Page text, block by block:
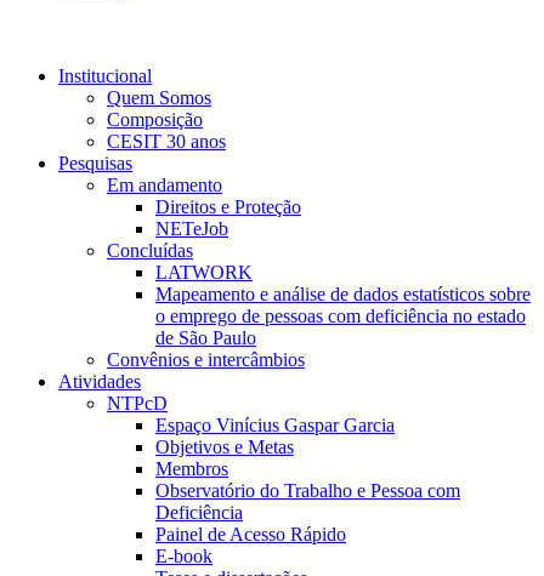
Institucional
Quem Somos
Composição
CESIT 30 anos
Pesquisas
Em andamento
Direitos e Proteção
NETeJob
Concluídas
LATWORK
Mapeamento e análise de dados estatísticos sobre
o emprego de pessoas com deficiência no estado
de São Paulo
Convênios e intercâmbios
Atividades
NTPcD
Espaço Vinícius Gaspar Garcia
Objetivos e Metas
Membros
Observatório do Trabalho e Pessoa com
Deficiência
Painel de Acesso Rápido
E-book